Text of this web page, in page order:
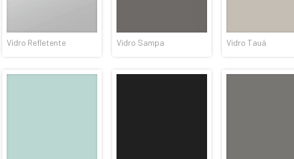
Vidro Refletente Vidro Sampa Vidro Tauá